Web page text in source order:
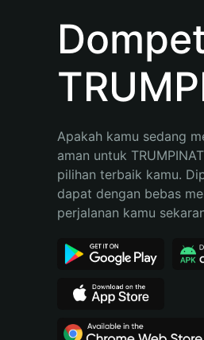
Português (Portugal)
Bahasa Indonesia
Português (Brasil)
Español (Argentina)
Apakah kamu sedang
aman untuk
pilihan terbaik kamu.
dapat dengan bebas
perjalanan kamu